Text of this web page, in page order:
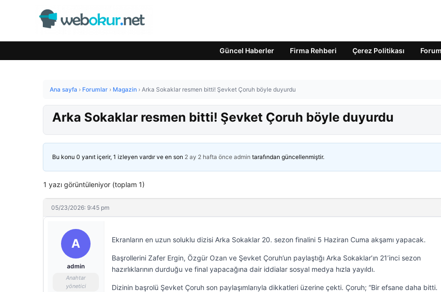
Güncel Haberler Firma Rehberi Çerez Politikası Forum
Ana sayfa › Forumlar › Magazin › Arka Sokaklar resmen bitti! Şevket Çoruh böyle duyurdu
Arka Sokaklar resmen bitti! Şevket Çoruh böyle duyurdu
Bu konu 0 yanıt içerir, 1 izleyen vardır ve en son 2 ay 2 hafta önce admin tarafından güncellenmiştir.
1 yazı görüntüleniyor (toplam 1)
05/23/2026: 9:45 pm
A
admin
Anahtar
yönetici
Ekranların en uzun soluklu dizisi Arka Sokaklar 20. sezon finalini 5 Haziran Cuma akşamı yapacak.
Başrollerini Zafer Ergin, Özgür Ozan ve Şevket Çoruh’un paylaştığı Arka Sokaklar’ın 21’inci sezon
hazırlıklarının durduğu ve final yapacağına dair iddialar sosyal medya hızla yayıldı.
Dizinin başrolü Şevket Çoruh son paylaşımlarıyla dikkatleri üzerine çekti. Çoruh; “Bir efsane daha bitti.